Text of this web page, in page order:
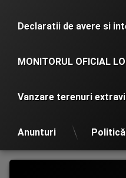
Declaratii de avere si
MONITORUL OFICIAL
Vanzare terenuri
Anunturi